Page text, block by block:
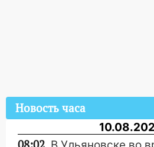
Новость часа